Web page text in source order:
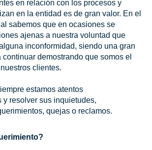
en relación con los procesos y
en la entidad es de gran valor. En el
sabemos que en ocasiones se
ajenas a nuestra voluntad que
inconformidad, siendo una gran
demostrando que somos el
clientes.
estamos atentos
y resolver sus inquietudes,
quejas o reclamos.